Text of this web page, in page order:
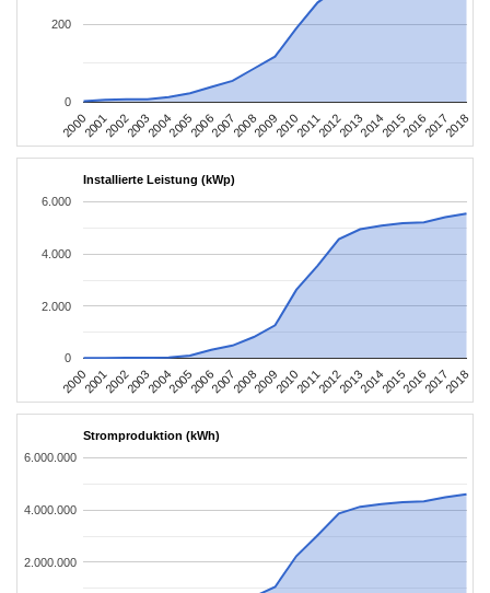
2000200120022003200420052006200720082009201020112012201320142015201620172018
0
200
Installierte Leistung (kWp)
2000200120022003200420052006200720082009201020112012201320142015201620172018
0
2.000
4.000
6.000
Stromproduktion (kWh)
2.000.000
4.000.000
6.000.000